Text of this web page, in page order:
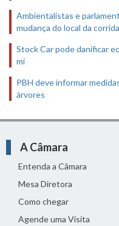
Ambientalistas e
mudança do local da corrida
Stock Car pode danificar
mi
PBH deve informar
árvores
A Câmara
Entenda a Câmara
Mesa Diretora
Como chegar
Agende uma Visita